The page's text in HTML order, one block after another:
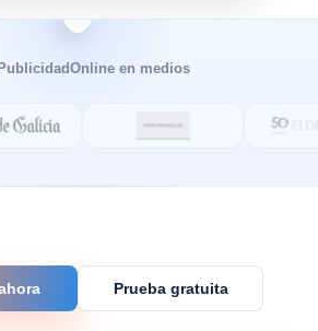
Prueba gratuita
en medios